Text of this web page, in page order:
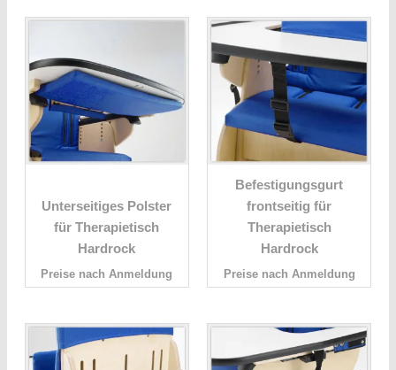
Unterseitiges Polster
für Therapietisch
Hardrock
Preise nach Anmeldung
Befestigungsgurt
frontseitig für
Therapietisch
Hardrock
Preise nach Anmeldung